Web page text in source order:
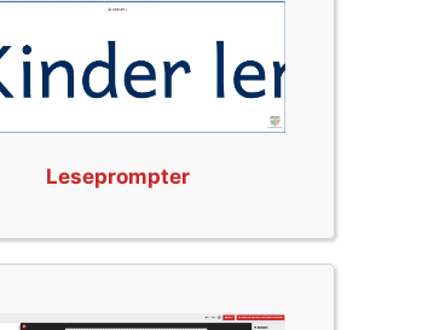
Leseprompter